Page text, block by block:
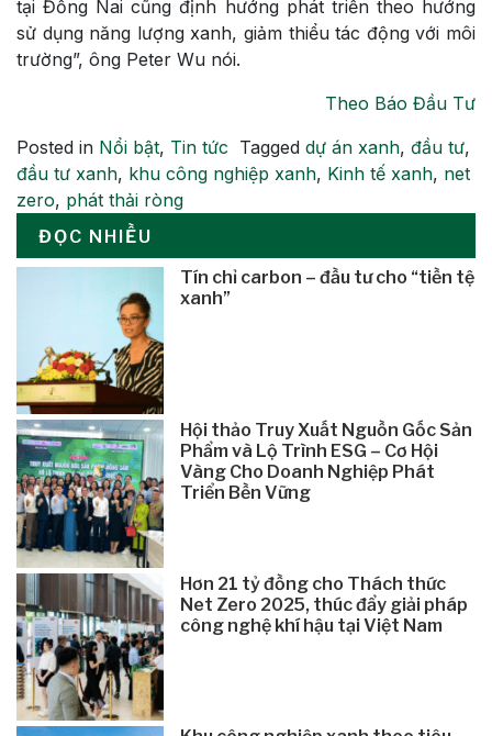
tại Đồng Nai cũng định hướng phát triển theo hướng
sử dụng năng lượng xanh, giảm thiểu tác động với môi
trường”, ông Peter Wu nói.
Theo Báo Đầu Tư
Posted in Nổi bật, Tin tức Tagged dự án xanh, đầu tư,
đầu tư xanh, khu công nghiệp xanh, Kinh tế xanh, net
zero, phát thải ròng
ĐỌC NHIỀU
Tín chỉ carbon – đầu tư cho “tiền tệ
xanh”
Hội thảo Truy Xuất Nguồn Gốc Sản
Phẩm và Lộ Trình ESG – Cơ Hội
Vàng Cho Doanh Nghiệp Phát
Triển Bền Vững
Hơn 21 tỷ đồng cho Thách thức
Net Zero 2025, thúc đẩy giải pháp
công nghệ khí hậu tại Việt Nam